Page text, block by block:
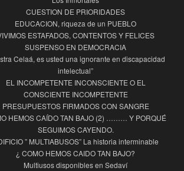
CUESTION DE PRIORIDADES
EDUCACION, riqueza de un PUEBLO
ESTAFADOS, CONTENTOS Y FELICES
SUSPENSO EN DEMOCRACIA
Celaá, es usted una ignorante en discapacidad
intelectual”
EL INCOMPETENTE INCONSCIENTE O EL
CONSCIENTE INCOMPETENTE
PRESUPUESTOS FIRMADOS CON SANGRE
HEMOS CAÍDO TAN BAJO (2) ……… Y PORQUÉ
SEGUIMOS CAYENDO.
” MULTIABUSOS” La historia interminable
¿ COMO HEMOS CAIDO TAN BAJO?
Multiusos disponibles en Sedaví